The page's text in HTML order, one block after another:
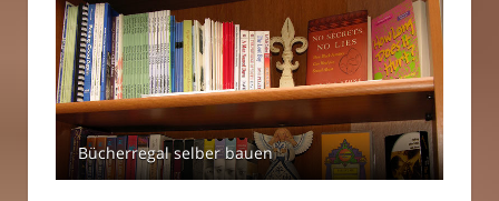
Bücherregal selber bauen